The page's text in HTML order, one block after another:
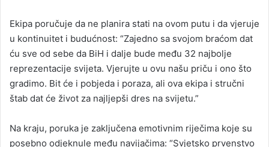
Ekipa poručuje da ne planira stati na ovom putu i da vjeruje
u kontinuitet i budućnost: “Zajedno sa svojom braćom dat
ću sve od sebe da BiH i dalje bude među 32 najbolje
reprezentacije svijeta. Vjerujte u ovu našu priču i ono što
gradimo. Bit će i pobjeda i poraza, ali ova ekipa i stručni
štab dat će život za najljepši dres na svijetu.”
Na kraju, poruka je zaključena emotivnim riječima koje su
posebno odjeknule među navijačima: “Svjetsko prvenstvo